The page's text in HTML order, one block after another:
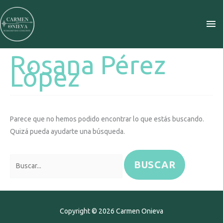
al
contenido
Rosana Pérez
López
Parece que no hemos podido encontrar lo que estás buscando.
Quizá pueda ayudarte una búsqueda.
Buscar
Copyright © 2026 Carmen Onieva